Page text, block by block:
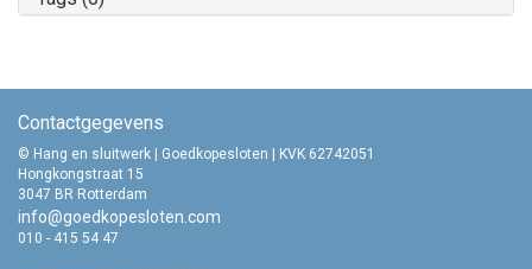
Contactgegevens
© Hang en sluitwerk | Goedkopesloten | KVK 62742051
Hongkongstraat 15
3047 BR Rotterdam
info@goedkopesloten.com
010 - 415 54 47